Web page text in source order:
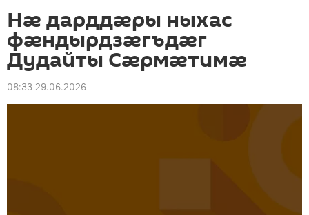
Нӕ дарддӕры ныхас
фӕндырдзӕгъдӕг
Дудайты Сӕрмӕтимӕ
08:33 29.06.2026